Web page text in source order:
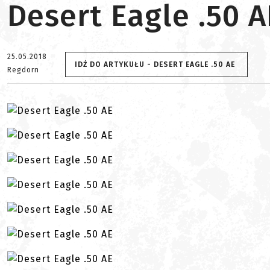
Desert Eagle .50
25.05.2018
Regdorn
IDŹ DO ARTYKUŁU - DESERT EAGLE .50 AE